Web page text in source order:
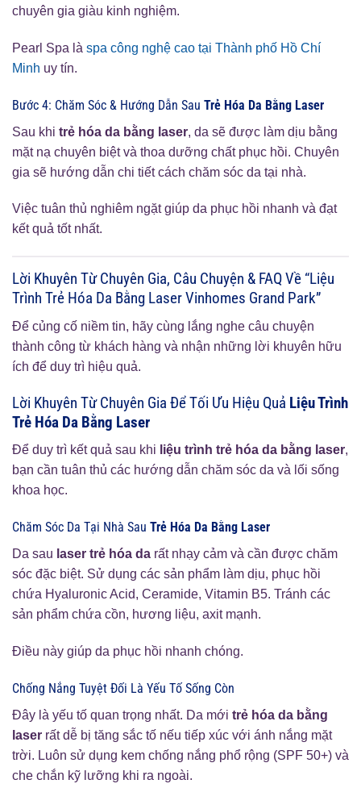
chuyên gia giàu kinh nghiệm.
Pearl Spa là spa công nghệ cao tại Thành phố Hồ Chí
Minh uy tín.
Bước 4: Chăm Sóc & Hướng Dẫn Sau Trẻ Hóa Da Bằng Laser
Sau khi trẻ hóa da bằng laser, da sẽ được làm dịu bằng
mặt nạ chuyên biệt và thoa dưỡng chất phục hồi. Chuyên
gia sẽ hướng dẫn chi tiết cách chăm sóc da tại nhà.
Việc tuân thủ nghiêm ngặt giúp da phục hồi nhanh và đạt
kết quả tốt nhất.
Lời Khuyên Từ Chuyên Gia, Câu Chuyện & FAQ Về “Liệu
Trình Trẻ Hóa Da Bằng Laser Vinhomes Grand Park”
Để củng cố niềm tin, hãy cùng lắng nghe câu chuyện
thành công từ khách hàng và nhận những lời khuyên hữu
ích để duy trì hiệu quả.
Lời Khuyên Từ Chuyên Gia Để Tối Ưu Hiệu Quả Liệu Trình
Trẻ Hóa Da Bằng Laser
Để duy trì kết quả sau khi liệu trình trẻ hóa da bằng laser,
bạn cần tuân thủ các hướng dẫn chăm sóc da và lối sống
khoa học.
Chăm Sóc Da Tại Nhà Sau Trẻ Hóa Da Bằng Laser
Da sau laser trẻ hóa da rất nhạy cảm và cần được chăm
sóc đặc biệt. Sử dụng các sản phẩm làm dịu, phục hồi
chứa Hyaluronic Acid, Ceramide, Vitamin B5. Tránh các
sản phẩm chứa cồn, hương liệu, axit mạnh.
Điều này giúp da phục hồi nhanh chóng.
Chống Nắng Tuyệt Đối Là Yếu Tố Sống Còn
Đây là yếu tố quan trọng nhất. Da mới trẻ hóa da bằng
laser rất dễ bị tăng sắc tố nếu tiếp xúc với ánh nắng mặt
trời. Luôn sử dụng kem chống nắng phổ rộng (SPF 50+) và
che chắn kỹ lưỡng khi ra ngoài.